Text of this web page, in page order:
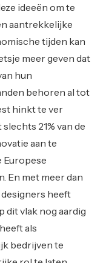
ideeën om te
aantrekkelijke
tijden kan
meer geven dat
hun
behoren al tot
hinkt te ver
21% van de
aan te
Europese
En met meer dan
heeft
dit vlak nog aardig
als
bedrijven te